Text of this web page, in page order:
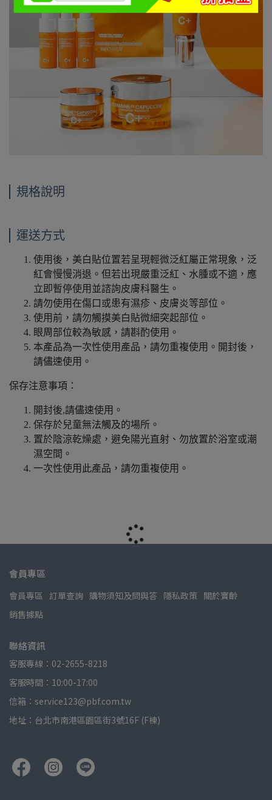
規格說明
運送方式
使用後，美白貼位置若呈現輕微泛紅屬正常現象，泛
紅會慢慢消退。但若出現嚴重泛紅、水腫或不適，應
立即暫停使用並諮詢皮膚科醫生。
請勿使用在傷口或患有濕疹、皮膚炎等部位。
使用前，請勿觸摸美白貼微細突起部位。
眼周部位較為敏感，請斟酌使用。
本產品為一次性使用產品，請勿重複使用。開封後，
請儘速使用。
保存注意事項：
開封後,請儘速使用。
保存於兒童無法觸及的場所。
置於陰涼乾燥處，避免陽光直射、勿放置於浴室或潮
濕空間。
一次性使用此產品，請勿重複使用。
會員專區
會員專區 訂單查詢 購物須知及問與答 隱私政策 關於寶齡
銷售據點
聯絡資訊
客服專線：02-2655-8218
客服時間：10:00-17:00
信箱：service123@pbf.com.tw
地址：台北市南港區園區街3號16F (F棟)